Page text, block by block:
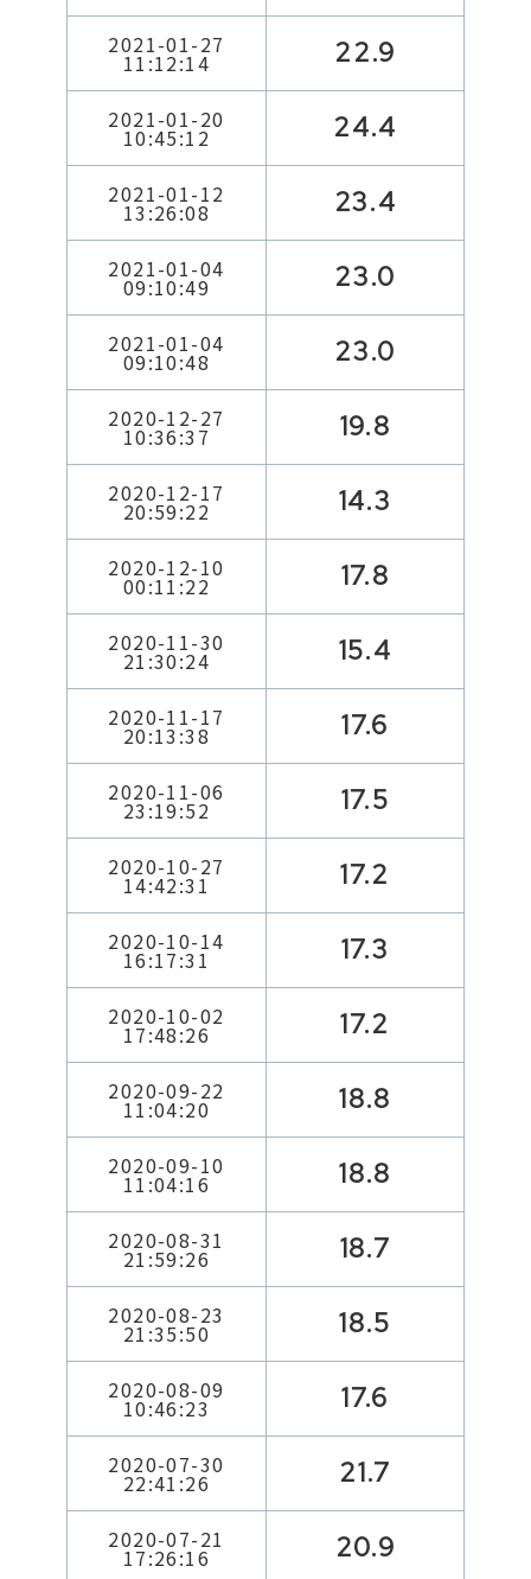
2021-01-27
11:12:14 22.9
2021-01-20
10:45:12 24.4
2021-01-12
13:26:08 23.4
2021-01-04
09:10:49 23.0
2021-01-04
09:10:48 23.0
2020-12-27
10:36:37 19.8
2020-12-17
20:59:22 14.3
2020-12-10
00:11:22 17.8
2020-11-30
21:30:24 15.4
2020-11-17
20:13:38 17.6
2020-11-06
23:19:52 17.5
2020-10-27
14:42:31 17.2
2020-10-14
16:17:31 17.3
2020-10-02
17:48:26 17.2
2020-09-22
11:04:20 18.8
2020-09-10
11:04:16 18.8
2020-08-31
21:59:26 18.7
2020-08-23
21:35:50 18.5
2020-08-09
10:46:23 17.6
2020-07-30
22:41:26 21.7
2020-07-21
17:26:16 20.9